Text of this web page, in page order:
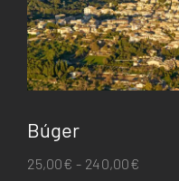
Búger
25,00€ - 240,00€